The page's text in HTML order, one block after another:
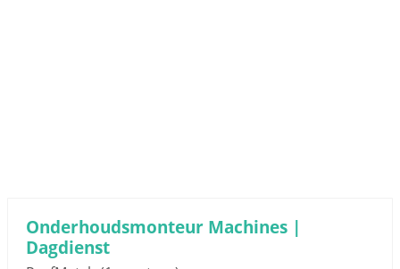
Onderhoudsmonteur Machines |
Dagdienst